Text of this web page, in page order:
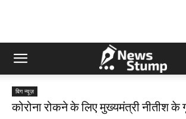
बिग न्यूज़
कोरोना रोकने के लिए मुख्यमंत्री नीतीश के